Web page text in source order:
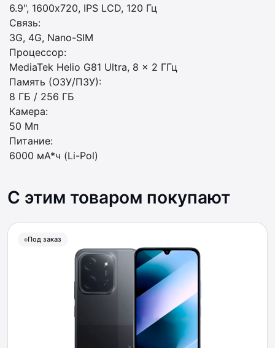
6.9", 1600x720, IPS LCD, 120 Гц
Связь:
3G, 4G, Nano-SIM
Процессор:
MediaTek Helio G81 Ultra, 8 x 2 ГГц
Память (ОЗУ/ПЗУ):
8 ГБ / 256 ГБ
Камера:
50 Мп
Питание:
6000 мА*ч (Li-Pol)
С этим товаром покупают
Под заказ